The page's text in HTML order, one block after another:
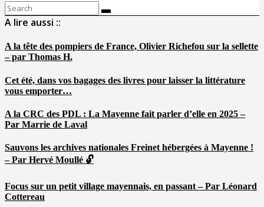
Search
for:
A lire aussi ::
A la tête des pompiers de France, Olivier Richefou sur la sellette
– par Thomas H.
Cet été, dans vos bagages des livres pour laisser la littérature
vous emporter…
A la CRC des PDL : La Mayenne fait parler d’elle en 2025 –
Par Marrie de Laval
Sauvons les archives nationales Freinet hébergées à Mayenne !
– Par Hervé Moullé 🔓
Focus sur un petit village mayennais, en passant – Par Léonard
Cottereau